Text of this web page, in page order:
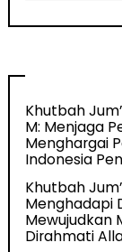
Khutbah
M: Menjaga
Menghargai
Indonesia
Khutbah
Menghadapi
Mewujudkan
Dirahmati